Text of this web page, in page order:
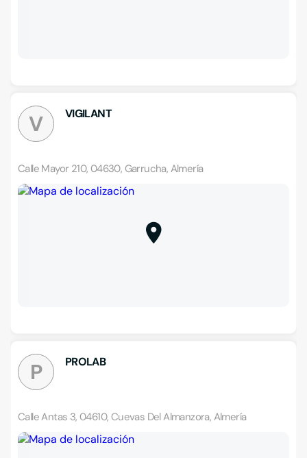
V VIGILANT
Calle Mayor 210, 04630, Garrucha, Almería
P PROLAB
Calle Antas 3, 04610, Cuevas Del Almanzora, Almería